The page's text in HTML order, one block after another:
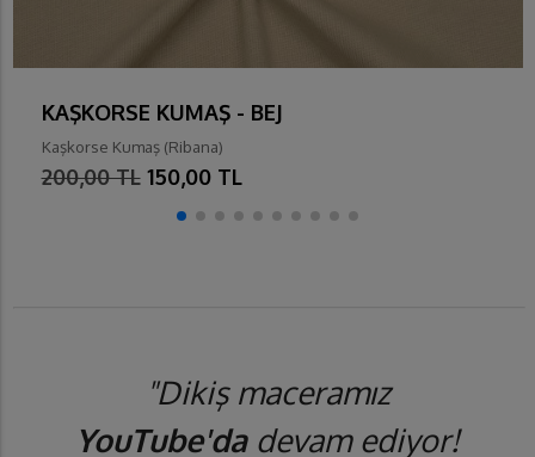
KAŞKORSE KUMAŞ - BEJ
Kaşkorse Kumaş (Ribana)
200,00 TL 150,00 TL
"Dikiş maceramız
YouTube'dadevam ediyor!